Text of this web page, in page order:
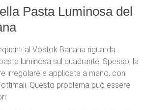
Pasta Luminosa del
al Vostok Banana riguarda
luminosa sul quadrante. Spesso, la
irregolare e applicata a mano, con
Questo problema può essere